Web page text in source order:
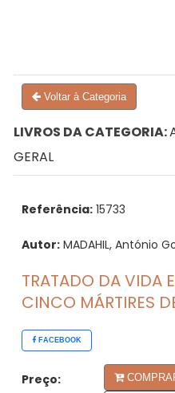
Voltar à Categoria
LIVROS DA CATEGORIA:
GERAL
Referência: 15733
Autor: MADAHIL, António
TRATADO DA VIDA
CINCO MÁRTIRES
FACEBOOK
Preço: